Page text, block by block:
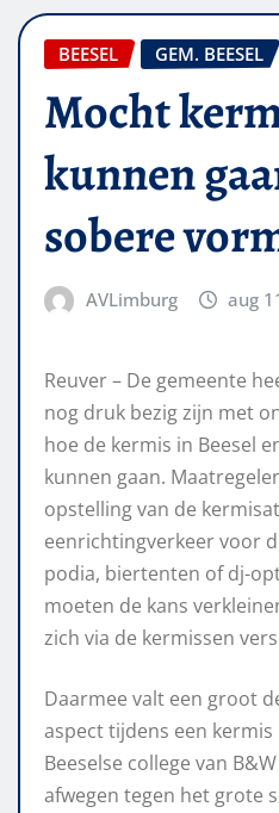
BEESEL GEM. BEESEL
Mocht
kunnen
sobere
AVLimburg aug
Reuver – De gemeente
nog druk bezig zijn met
hoe de kermis in Beesel
kunnen gaan.
opstelling van de
eenrichtingverkeer voor
podia, biertenten of dj-
moeten de kans
zich via de kermissen
Daarmee valt een groot
aspect tijdens een
Beeselse college van
afwegen tegen het grote